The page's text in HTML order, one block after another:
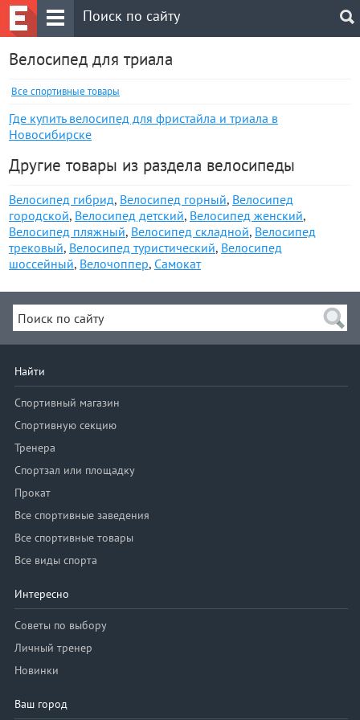
Велосипед для триала
Все спортивные товары
Где купить велосипед для фристайла и триала в
Новосибирске
Другие товары из раздела велосипеды
Велосипед гибрид, Велосипед горный, Велосипед
городской, Велосипед детский, Велосипед женский,
Велосипед пляжный, Велосипед складной, Велосипед
трековый, Велосипед туристический, Велосипед
шоссейный, Велочоппер, Самокат
Найти
Спортивный магазин
Спортивную секцию
Тренера
Спортзал или площадку
Прокат
Все спортивные заведения
Все спортивные товары
Все виды спорта
Интересно
Советы по выбору
Личный тренер
Новинки
Ваш город